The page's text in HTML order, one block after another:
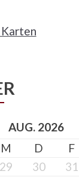
Karten
AUG. 2026
M D F
29 30 31